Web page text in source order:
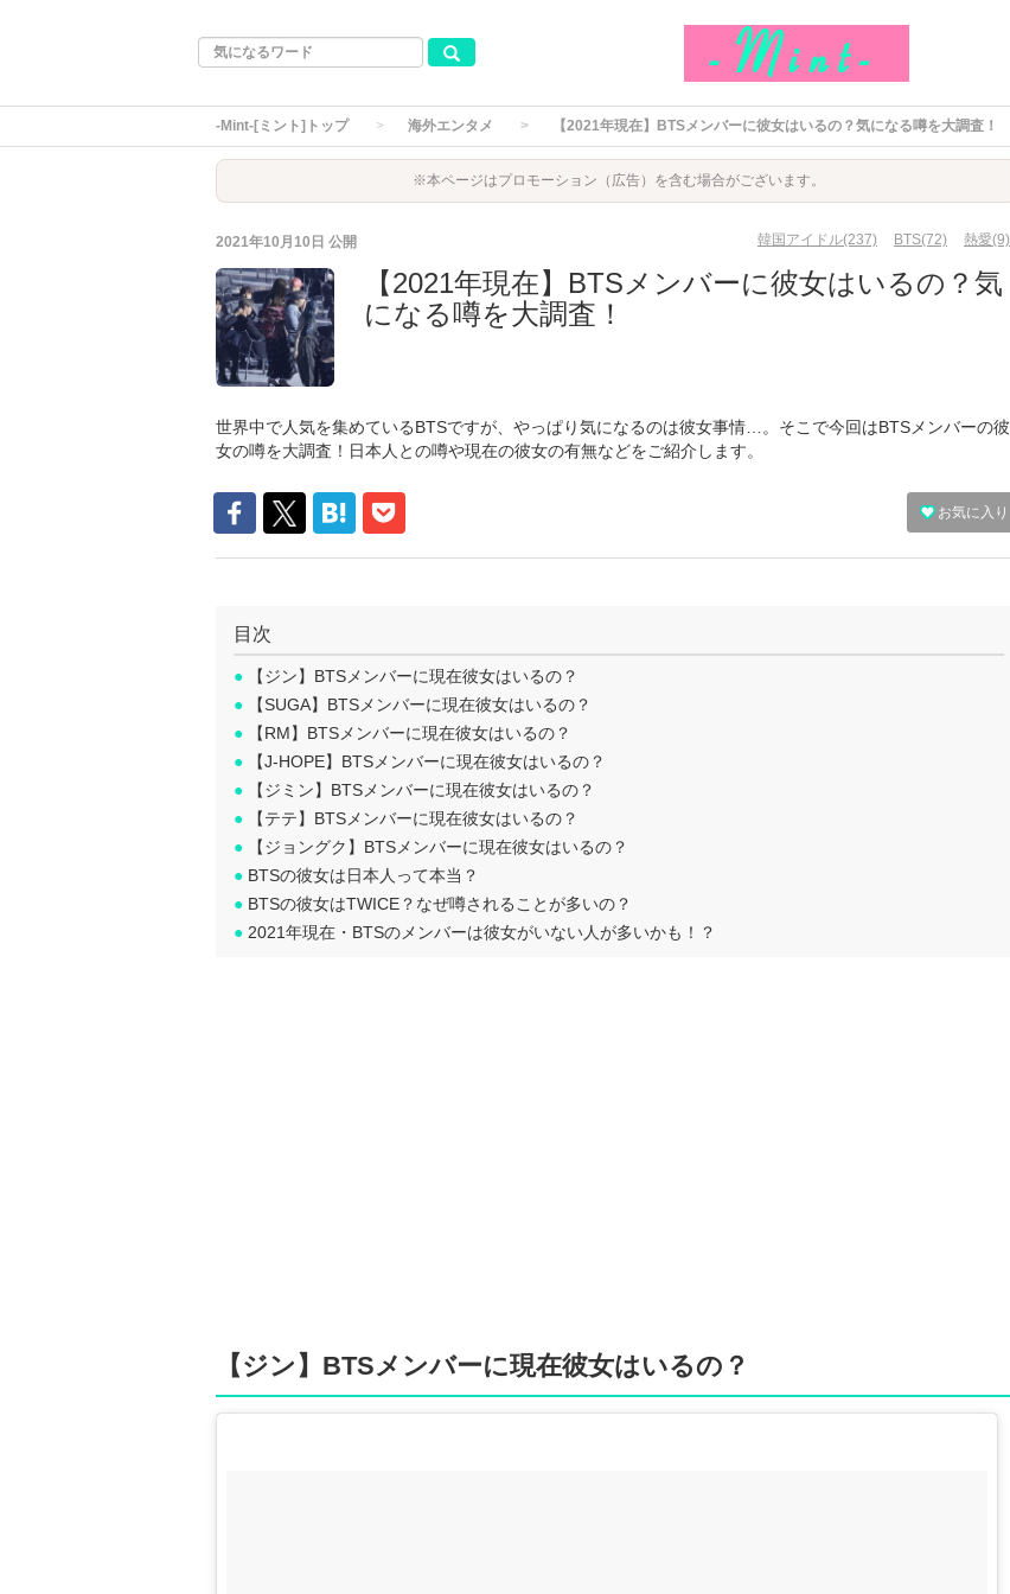
-Mint-[ミント]トップ 海外エンタメ 【2021年現在】BTSメンバーに彼女はいるの？気になる噂を大調査！
※本ページはプロモーション（広告）を含む場合がございます。
2021年10月10日 公開 韓国アイドル(237) BTS(72) 熱愛(9)
【2021年現在】BTSメンバーに彼女はいるの？気
になる噂を大調査！
世界中で人気を集めているBTSですが、やっぱり気になるのは彼女事情…。そこで今回はBTSメンバーの彼
女の噂を大調査！日本人との噂や現在の彼女の有無などをご紹介します。
お気に入り
目次
● 【ジン】BTSメンバーに現在彼女はいるの？
● 【SUGA】BTSメンバーに現在彼女はいるの？
● 【RM】BTSメンバーに現在彼女はいるの？
● 【J-HOPE】BTSメンバーに現在彼女はいるの？
● 【ジミン】BTSメンバーに現在彼女はいるの？
● 【テテ】BTSメンバーに現在彼女はいるの？
● 【ジョングク】BTSメンバーに現在彼女はいるの？
● BTSの彼女は日本人って本当？
● BTSの彼女はTWICE？なぜ噂されることが多いの？
● 2021年現在・BTSのメンバーは彼女がいない人が多いかも！？
【ジン】BTSメンバーに現在彼女はいるの？